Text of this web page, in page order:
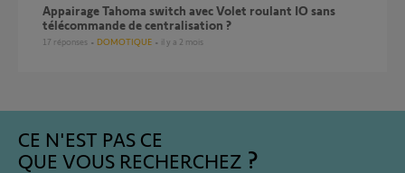
Appairage Tahoma switch avec Volet roulant IO sans
télécommande de centralisation ?
17 réponses DOMOTIQUE il y a 2 mois
CE N'EST PAS CE
QUE VOUS RECHERCHEZ